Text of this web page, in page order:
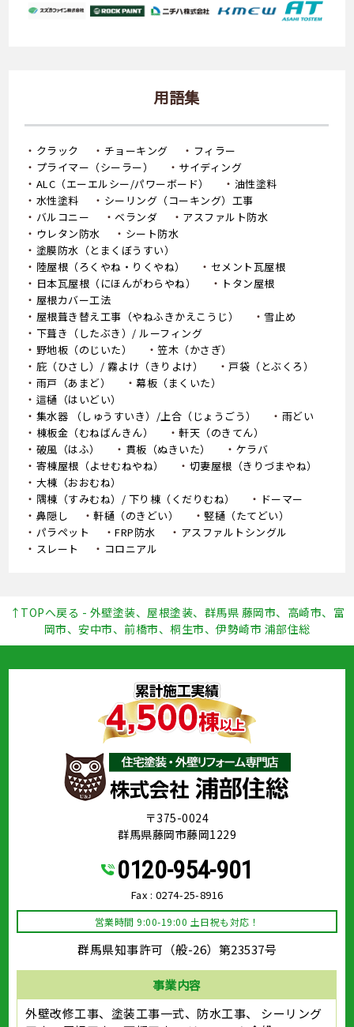
用語集
クラック チョーキング
フィラー
プライマー（シーラー）
サイディング
ALC（エーエルシー/パワーボード）
油性塗料
水性塗料
シーリング（コーキング）工事
バルコニー
ベランダ
アスファルト防水
ウレタン防水
シート防水
塗膜防水（とまくぼうすい）
陸屋根（ろくやね・りくやね）
セメント瓦屋根
日本瓦屋根（にほんがわらやね）
トタン屋根
屋根カバー工法
屋根葺き替え工事（やねふきかえこうじ）
雪止め
下葺き（したぶき）/ ルーフィング
野地板（のじいた）
笠木（かさぎ）
庇（ひさし）/ 霧よけ（きりよけ）
戸袋（とぶくろ）
雨戸（あまど）
幕板（まくいた）
這樋（はいどい）
集水器 （しゅうすいき）/上合（じょうごう）
雨どい
棟板金（むねばんきん）
軒天（のきてん）
破風（はふ）
貫板（ぬきいた）
ケラバ
寄棟屋根（よせむねやね）
切妻屋根（きりづまやね）
大棟（おおむね）
隅棟（すみむね）/ 下り棟（くだりむね）
ドーマー
鼻隠し
軒樋（のきどい）
竪樋（たてどい）
パラペット
FRP防水
アスファルトシングル
スレート
コロニアル
↑TOPへ戻る - 外壁塗装、屋根塗装、群馬県 藤岡市、高崎市、富
岡市、安中市、前橋市、桐生市、伊勢崎市 浦部住総
〒375-0024
群馬県藤岡市藤岡1229
0120-954-901
Fax : 0274-25-8916
営業時間 9:00-19:00 土日祝も対応！
群馬県知事許可（般-26）第23537号
事業内容
外壁改修工事、塗装工事⼀式、防水工事、
シーリング